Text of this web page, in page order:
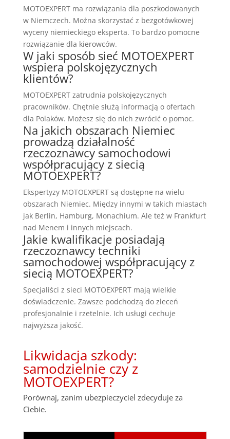
MOTOEXPERT ma rozwiązania dla poszkodowanych
w Niemczech. Można skorzystać z bezgotówkowej
wyceny niemieckiego eksperta. To bardzo pomocne
rozwiązanie dla kierowców.
W jaki sposób sieć MOTOEXPERT
wspiera polskojęzycznych
klientów?
MOTOEXPERT zatrudnia polskojęzycznych
pracowników. Chętnie służą informacją o ofertach
dla Polaków. Możesz się do nich zwrócić o pomoc.
Na jakich obszarach Niemiec
prowadzą działalność
rzeczoznawcy samochodowi
współpracujący z siecią
MOTOEXPERT?
Ekspertyzy MOTOEXPERT są dostępne na wielu
obszarach Niemiec. Między innymi w takich miastach
jak Berlin, Hamburg, Monachium. Ale też w Frankfurt
nad Menem i innych miejscach.
Jakie kwalifikacje posiadają
rzeczoznawcy techniki
samochodowej współpracujący z
siecią MOTOEXPERT?
Specjaliści z sieci MOTOEXPERT mają wielkie
doświadczenie. Zawsze podchodzą do zleceń
profesjonalnie i rzetelnie. Ich usługi cechuje
najwyższa jakość.
Likwidacja szkody:
samodzielnie czy z
MOTOEXPERT?
Porównaj, zanim ubezpieczyciel zdecyduje za
Ciebie.